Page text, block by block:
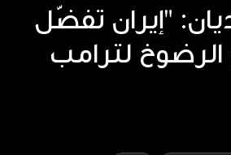
"إيران تفضّل
لترامب